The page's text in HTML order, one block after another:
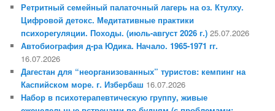
Ретритный семейный палаточный лагерь на оз. Ктулху.
Цифровой детокс. Медитативные практики
психорегуляции. Походы. (июль-август 2026 г.) 25.07.2026
Автобиография д-ра Юдика. Начало. 1965-1971 гг.
16.07.2026
Дагестан для “неорганизованных” туристов: кемпинг на
Каспийском море. г. Избербаш 16.07.2026
Набор в психотерапевтическую группу, живые